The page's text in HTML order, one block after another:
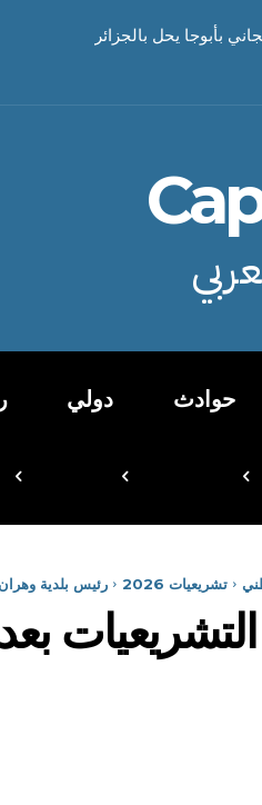
بأبوجا يحل بالجزائر
حوادث دولي
تشريعيات 2026 رئيس بلدية